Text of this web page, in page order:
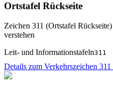
Ortstafel Rückseite
Zeichen 311 (Ortstafel
verstehen
Leit- und Informationstafeln311
Details zum Verkehrszeichen 311